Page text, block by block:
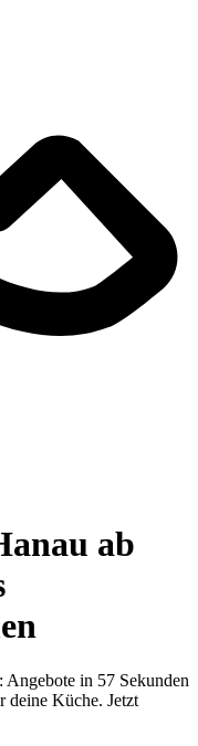
ab
in 57 Sekunden
deine Küche. Jetzt